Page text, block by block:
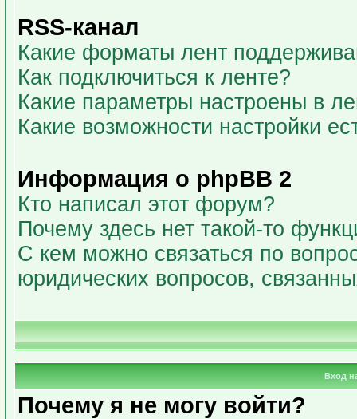
RSS-канал
Какие форматы лент
Как подключиться к ленте?
Какие параметры настроены в
Какие возможности настройки
Информация о phpBB 2
Кто написал этот форум?
Почему здесь нет такой-то
С кем можно связаться по
юридических вопросов,
Вход
Почему я не могу войти?